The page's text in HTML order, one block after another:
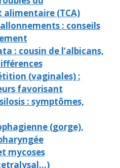
(TCA)
: conseils
: cousin de l’albicans,
(vaginales) :
favorisant
: symptômes,
(gorge),
mycoses